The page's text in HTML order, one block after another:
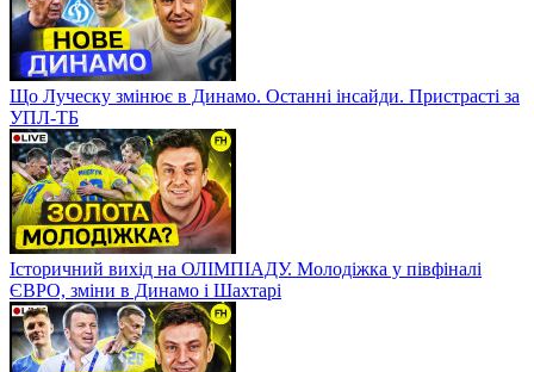
Що Луческу змінює в Динамо. Останні інсайди. Пристрасті за
УПЛ-ТБ
Історичний вихід на ОЛІМПІАДУ. Молодіжка у півфіналі
ЄВРО, зміни в Динамо і Шахтарі